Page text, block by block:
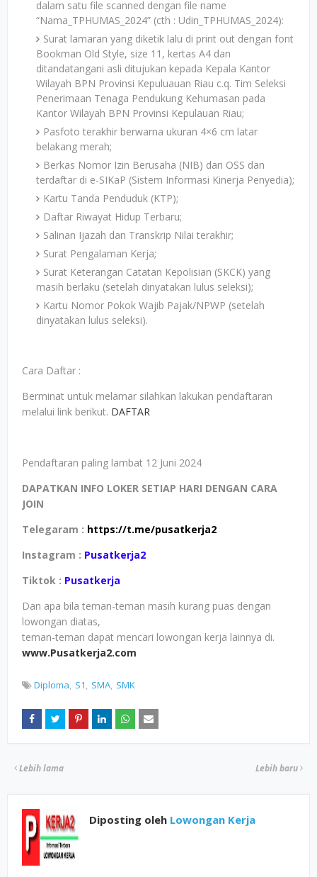
dalam satu file scanned dengan file name
“Nama_TPHUMAS_2024” (cth : Udin_TPHUMAS_2024):
Surat lamaran yang diketik lalu di print out dengan font
Bookman Old Style, size 11, kertas A4 dan
ditandatangani asli ditujukan kepada Kepala Kantor
Wilayah BPN Provinsi Kepuluauan Riau c.q. Tim Seleksi
Penerimaan Tenaga Pendukung Kehumasan pada
Kantor Wilayah BPN Provinsi Kepulauan Riau;
Pasfoto terakhir berwarna ukuran 4×6 cm latar
belakang merah;
Berkas Nomor Izin Berusaha (NIB) dari OSS dan
terdaftar di e-SIKaP (Sistem Informasi Kinerja Penyedia);
Kartu Tanda Penduduk (KTP);
Daftar Riwayat Hidup Terbaru;
Salinan Ijazah dan Transkrip Nilai terakhir;
Surat Pengalaman Kerja;
Surat Keterangan Catatan Kepolisian (SKCK) yang
masih berlaku (setelah dinyatakan lulus seleksi);
Kartu Nomor Pokok Wajib Pajak/NPWP (setelah
dinyatakan lulus seleksi).
Cara Daftar :
Berminat untuk melamar silahkan lakukan pendaftaran
melalui link berikut. DAFTAR
Pendaftaran paling lambat 12 Juni 2024
DAPATKAN INFO LOKER SETIAP HARI DENGAN CARA
JOIN
Telegaram : https://t.me/pusatkerja2
Instagram : Pusatkerja2
Tiktok : Pusatkerja
Dan apa bila teman-teman masih kurang puas dengan
lowongan diatas,
teman-teman dapat mencari lowongan kerja lainnya di.
www.Pusatkerja2.com
Diploma S1 SMA SMK
Lebih baru
Lebih lama
Diposting oleh Lowongan Kerja